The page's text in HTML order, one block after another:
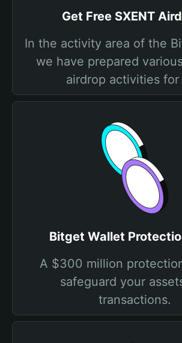
Get Free SXENT
In the activity area of the
we have prepared
airdrop activities for
Bitget Wallet
A $300 million
safeguard your
transactions.